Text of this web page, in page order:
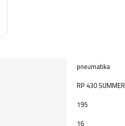
pneumatika
RP 430 SUMMER
195
16